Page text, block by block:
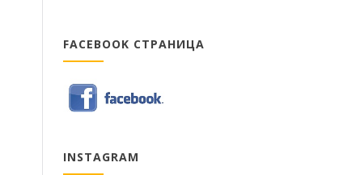
FACEBOOK СТРАНИЦА
INSTAGRAM